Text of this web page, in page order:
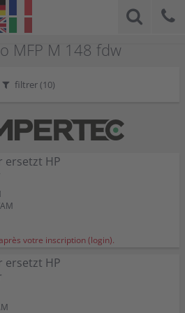
MFP M 148 fdw
filtrer (10)
ersetzt HP
votre inscription (login).
ersetzt HP